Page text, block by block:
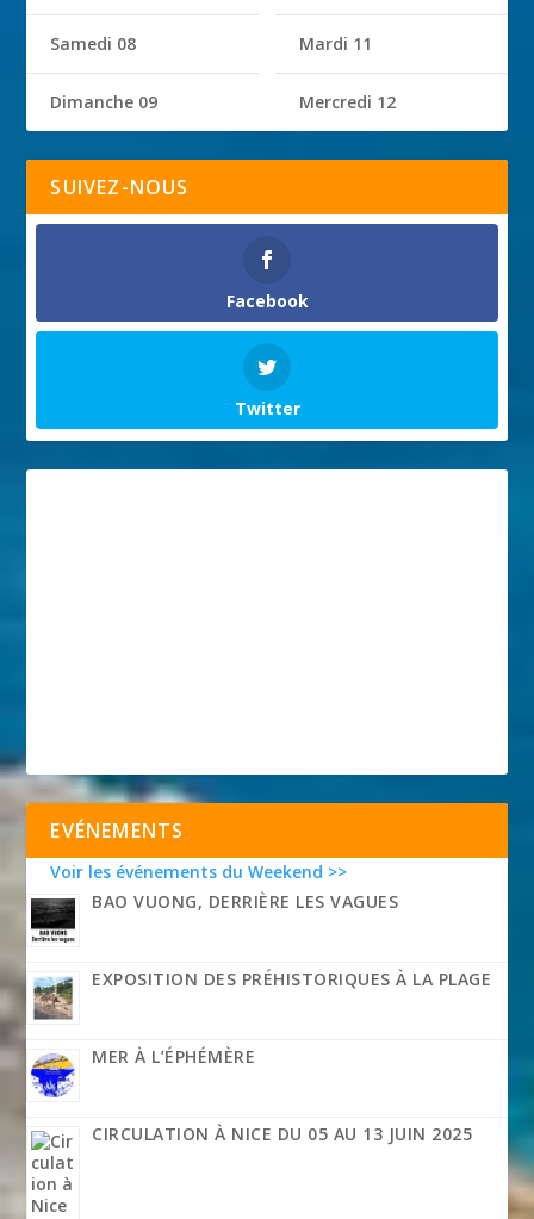
Samedi 08
Dimanche 09
Mardi 11
Mercredi 12
SUIVEZ-NOUS
Facebook
Twitter
EVÉNEMENTS
Voir les événements du Weekend >>
BAO VUONG, DERRIÈRE LES VAGUES
EXPOSITION DES PRÉHISTORIQUES À LA PLAGE
MER À L’ÉPHÉMÈRE
CIRCULATION À NICE DU 05 AU 13 JUIN 2025